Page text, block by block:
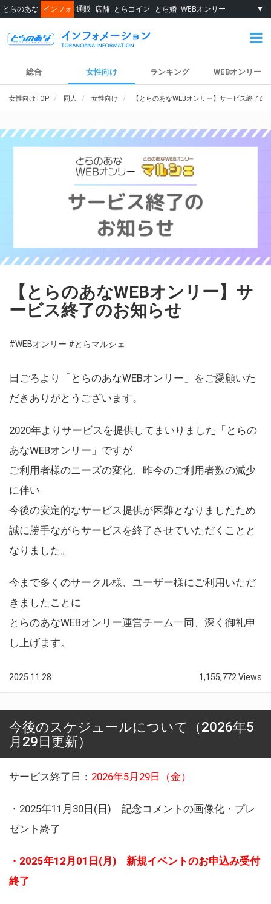
とらのあな インフォ 通販 店舗 とらコイン とら婚 WEBオンリー ▼
総合 女性向け ランキング WEBオンリー
女性向けTOP 同人 女性向け 【とらのあなWEBオンリー】サービス終了の
【とらのあなWEBオンリー】サ
ービス終了のお知らせ
#WEBオンリー #とらマルシェ
日ごろより「とらのあなWEBオンリー」をご愛顧いた
だきありがとうございます。
2020年よりサービスを提供してまいりました「とらの
あなWEBオンリー」ですが
ご利用者様のニーズの変化、昨今のご利用者数の減少
に伴い
今後の安定的なサービス提供が困難となりましたため
誠に勝手ながらサービスを終了させていただくことと
なりました。
今まで多くのサークル様、ユーザー様にご利用いただ
きましたことに
とらのあなWEBオンリー運営チーム一同、深く御礼申
し上げます。
2025.11.28 1,155,772 Views
今後のスケジュールについて（2026年5
月29日更新）
サービス終了日： 2026年5月29日（金）
・2025年11月30日(日) 記念コメントの画像化・プレ
ゼント終了
・2025年12月01日(月) 新規イベントのお申込み受付
終了